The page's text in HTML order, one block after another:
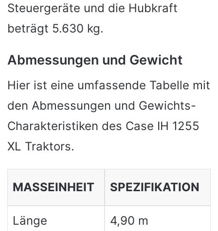
Steuergeräte und die Hubkraft
beträgt 5.630 kg.
Abmessungen und Gewicht
Hier ist eine umfassende Tabelle mit
den Abmessungen und Gewichts-
Charakteristiken des Case IH 1255
XL Traktors.
MASSEINHEIT SPEZIFIKATION
Länge 4,90 m